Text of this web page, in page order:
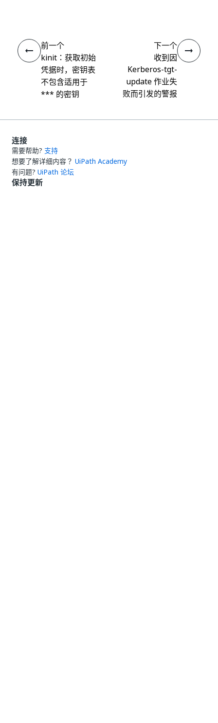
前一个
kinit：获取初始
凭据时，密钥表
不包含适用于
*** 的密钥
下一个
收到因
Kerberos-tgt-
update 作业失
败而引发的警报
连接
需要帮助? 支持
想要了解详细内容？ UiPath Academy
有问题? UiPath 论坛
保持更新